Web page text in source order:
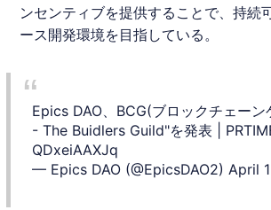
ンセンティブを提供することで、持続
ース開発環境を目指している。
Epics DAO、BCG(ブロックチェー
- The Buidlers Guild"を発表 |
QDxeiAAXJq
— Epics DAO (@EpicsDAO2) April